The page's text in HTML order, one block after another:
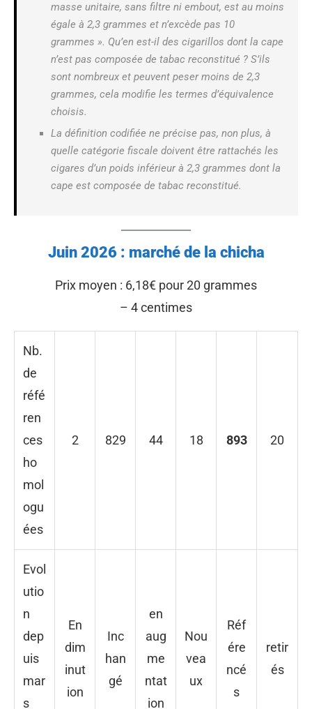
masse unitaire, sans filtre ni embout, est au moins
égale à 2,3 grammes et n’excède pas 10
grammes ». Qu’en est-il des cigarillos dont la cape
n’est pas composée de tabac reconstitué ? S’ils
sont nombreux et peuvent peser moins de 2,3
grammes, cela modifie les termes d’équivalence
choisis.
La définition codifiée ne précise pas, non plus, à
quelle catégorie fiscale doivent être rattachés les
cigares d’un poids inférieur à 2,3 grammes dont la
cape est composée de tabac reconstitué.
Juin 2026 : marché de la chicha
Prix moyen : 6,18€ pour 20 grammes
– 4 centimes
Nb.
de
réfé
ren
ces
ho
mol
ogu
ées
2 829 44 18 893 20
Evol
utio
n
dep
uis
mar
s
En
dim
inut
ion
Inc
han
gé
en
aug
me
ntat
ion
Nou
vea
ux
Réf
ére
ncé
s
retir
és